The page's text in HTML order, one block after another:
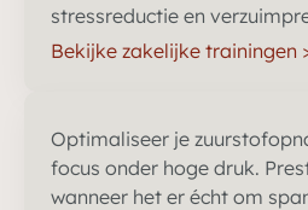
stressreductie en
Bekijke zakelijke trainingen
Optimaliseer je
focus onder hoge druk.
wanneer het er écht om